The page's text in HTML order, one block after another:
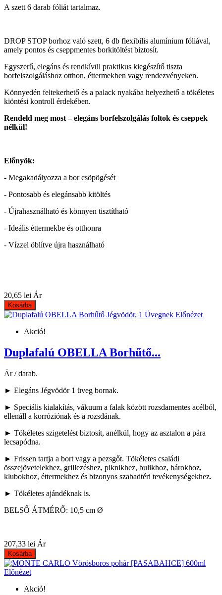
A szett 6 darab fóliát tartalmaz.
DROP STOP borhoz való szett, 6 db flexibilis alumínium fóliával,
amely pontos és cseppmentes borkitöltést biztosít.
Egyszerű, elegáns és rendkívül praktikus kiegészítő tiszta
borfelszolgáláshoz otthon, éttermekben vagy rendezvényeken.
Könnyedén feltekerhető és a palack nyakába helyezhető a tökéletes
kiöntési kontroll érdekében.
Rendeld meg most – elegáns borfelszolgálás foltok és cseppek
nélkül!
Előnyök:
- Megakadályozza a bor csöpögését
- Pontosabb és elegánsabb kitöltés
- Újrahasználható és könnyen tisztítható
- Ideális éttermekbe és otthonra
- Vízzel öblítve újra használható
20,65 lei Ár
Kosárba
Előnézet
Akció!
Duplafalú OBELLA Borhűtő...
Ár / darab.
► Elegáns Jégvödör 1 üveg bornak.
► Speciális kialakítás, vákuum a falak között rozsdamentes acélból,
ellenáll a korróziónak és a rozsdának.
► Tökéletes szigetelést biztosít, anélkül, hogy az asztalon a pára
lecsapódna.
► Frissen tartja a bort vagy a pezsgőt. Tökéletes családi
összejövetelekhez, grillezéshez, piknikhez, bulikhoz, bárokhoz,
klubokhoz, éttermekhez és bizonyos szabadtéri tevékenységekhez.
► Tökéletes ajándéknak is.
BELSŐ ÁTMÉRŐ: 10,5 cm Ø
207,33 lei Ár
Kosárba
Előnézet
Akció!